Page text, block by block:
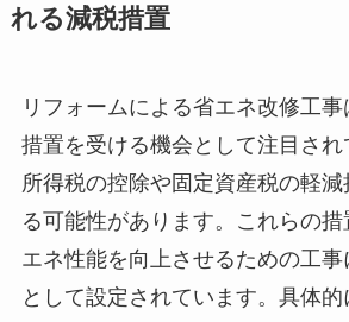
れる減税措置
リフォームによる省エネ改修工
措置を受ける機会として注目さ
所得税の控除や固定資産税の軽
る可能性があります。これらの
エネ性能を向上させるための工
として設定されています。具体